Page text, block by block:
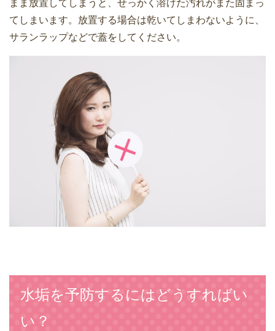
まま放置してしまうと、せっかく溶けた汚れがまた固まっ
てしまいます。放置する場合は乾いてしまわないように、
サランラップなどで蓋をしてください。
水垢を予防するにはどうすればい
い？